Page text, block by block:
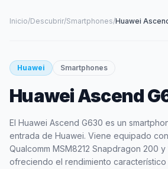
Inicio/Descubrir/Smartphones/Huawei
smartphone
HUAWEI
Huawei Smartphones
Huawei Ascend
El Huawei Ascend G630 es un
entrada de Huawei. Viene equipado
Qualcomm MSM8212 Snapdragon 200 y
ofreciendo el rendimiento característico